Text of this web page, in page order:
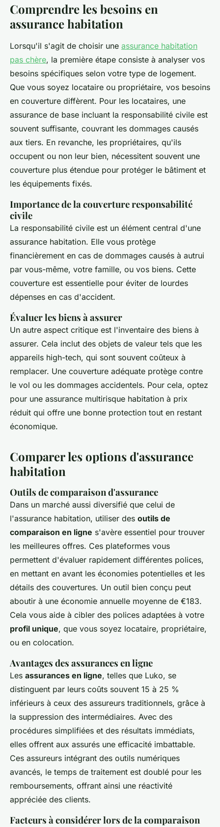
Comprendre les besoins en
assurance habitation
Lorsqu'il s'agit de choisir une assurance habitation
pas chère, la première étape consiste à analyser vos
besoins spécifiques selon votre type de logement.
Que vous soyez locataire ou propriétaire, vos besoins
en couverture diffèrent. Pour les locataires, une
assurance de base incluant la responsabilité civile est
souvent suffisante, couvrant les dommages causés
aux tiers. En revanche, les propriétaires, qu'ils
occupent ou non leur bien, nécessitent souvent une
couverture plus étendue pour protéger le bâtiment et
les équipements fixés.
Importance de la couverture responsabilité
civile
La responsabilité civile est un élément central d'une
assurance habitation. Elle vous protège
financièrement en cas de dommages causés à autrui
par vous-même, votre famille, ou vos biens. Cette
couverture est essentielle pour éviter de lourdes
dépenses en cas d'accident.
Évaluer les biens à assurer
Un autre aspect critique est l'inventaire des biens à
assurer. Cela inclut des objets de valeur tels que les
appareils high-tech, qui sont souvent coûteux à
remplacer. Une couverture adéquate protège contre
le vol ou les dommages accidentels. Pour cela, optez
pour une assurance multirisque habitation à prix
réduit qui offre une bonne protection tout en restant
économique.
Comparer les options d'assurance
habitation
Outils de comparaison d'assurance
Dans un marché aussi diversifié que celui de
l'assurance habitation, utiliser des outils de
comparaison en ligne s'avère essentiel pour trouver
les meilleures offres. Ces plateformes vous
permettent d'évaluer rapidement différentes polices,
en mettant en avant les économies potentielles et les
détails des couvertures. Un outil bien conçu peut
aboutir à une économie annuelle moyenne de €183.
Cela vous aide à cibler des polices adaptées à votre
profil unique, que vous soyez locataire, propriétaire,
ou en colocation.
Avantages des assurances en ligne
Les assurances en ligne, telles que Luko, se
distinguent par leurs coûts souvent 15 à 25 %
inférieurs à ceux des assureurs traditionnels, grâce à
la suppression des intermédiaires. Avec des
procédures simplifiées et des résultats immédiats,
elles offrent aux assurés une efficacité imbattable.
Ces assureurs intégrant des outils numériques
avancés, le temps de traitement est doublé pour les
remboursements, offrant ainsi une réactivité
appréciée des clients.
Facteurs à considérer lors de la comparaison